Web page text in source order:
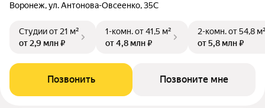
Воронеж, ул. Антонова-Овсеенко, 35С
Студииот 21 м²
от 2,9 млн ₽
1-комн.от 41,5 м²
от 4,8 млн ₽
2-комн.от 54,8
от 5,8 млн ₽
Позвонить Позвоните мне